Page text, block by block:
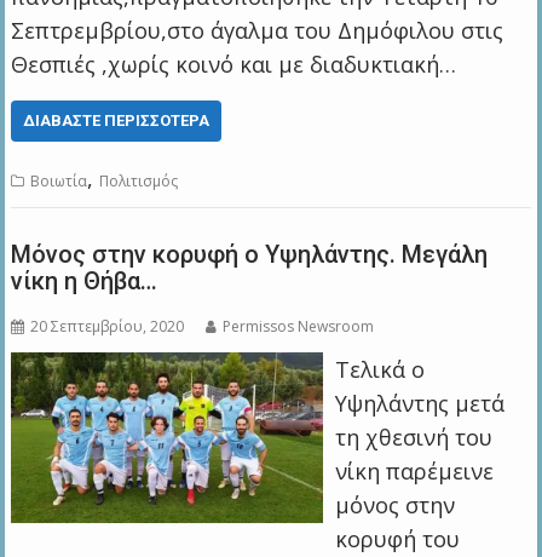
Σεπτρεμβρίου,στο άγαλμα του Δημόφιλου στις
Θεσπιές ,χωρίς κοινό και με διαδυκτιακή…
ΔΙΑΒΆΣΤΕ ΠΕΡΙΣΣΌΤΕΡΑ
Βοιωτία, Πολιτισμός
Μόνος στην κορυφή ο Υψηλάντης. Μεγάλη
νίκη η Θήβα…
20 Σεπτεμβρίου, 2020 Permissos Newsroom
Τελικά ο
Υψηλάντης μετά
τη χθεσινή του
νίκη παρέμεινε
μόνος στην
κορυφή του